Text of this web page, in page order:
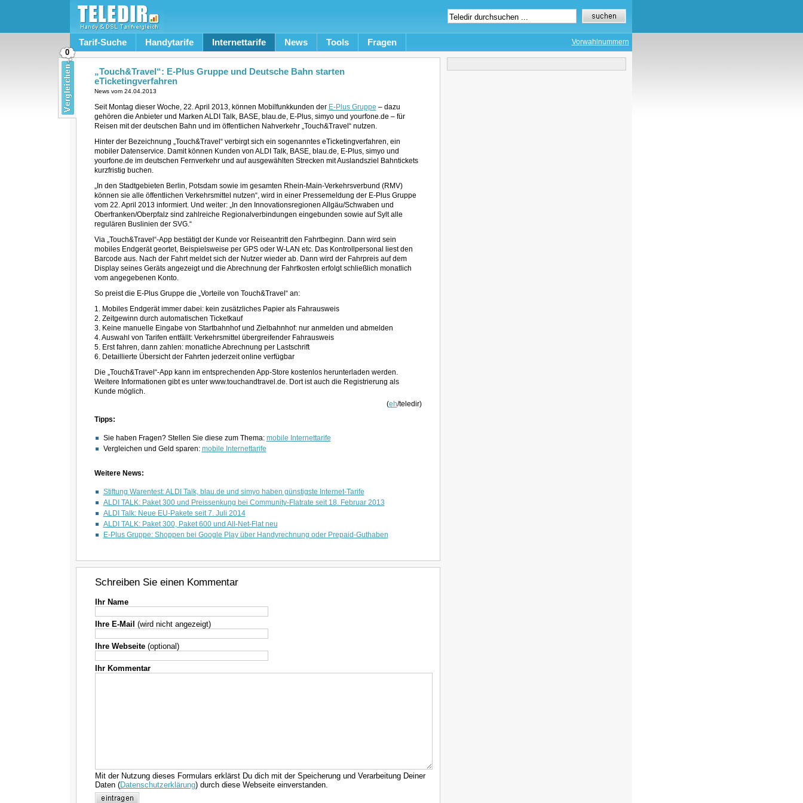
Tarif-Suche Handytarife Internettarife News Tools Fragen Vorwahlnummern
„Touch&Travel“: E-Plus Gruppe und Deutsche Bahn starten
eTicketingverfahren
News vom 24.04.2013
Seit Montag dieser Woche, 22. April 2013, können Mobilfunkkunden der E-Plus Gruppe – dazu
gehören die Anbieter und Marken ALDI Talk, BASE, blau.de, E-Plus, simyo und yourfone.de – für
Reisen mit der deutschen Bahn und im öffentlichen Nahverkehr „Touch&Travel“ nutzen.
Hinter der Bezeichnung „Touch&Travel“ verbirgt sich ein sogenanntes eTicketingverfahren, ein
mobiler Datenservice. Damit können Kunden von ALDI Talk, BASE, blau.de, E-Plus, simyo und
yourfone.de im deutschen Fernverkehr und auf ausgewählten Strecken mit Auslandsziel Bahntickets
kurzfristig buchen.
„In den Stadtgebieten Berlin, Potsdam sowie im gesamten Rhein-Main-Verkehrsverbund (RMV)
können sie alle öffentlichen Verkehrsmittel nutzen“, wird in einer Pressemeldung der E-Plus Gruppe
vom 22. April 2013 informiert. Und weiter: „In den Innovationsregionen Allgäu/Schwaben und
Oberfranken/Oberpfalz sind zahlreiche Regionalverbindungen eingebunden sowie auf Sylt alle
regulären Buslinien der SVG.“
Via „Touch&Travel“-App bestätigt der Kunde vor Reiseantritt den Fahrtbeginn. Dann wird sein
mobiles Endgerät geortet, Beispielsweise per GPS oder W-LAN etc. Das Kontrollpersonal liest den
Barcode aus. Nach der Fahrt meldet sich der Nutzer wieder ab. Dann wird der Fahrpreis auf dem
Display seines Geräts angezeigt und die Abrechnung der Fahrtkosten erfolgt schließlich monatlich
vom angegebenen Konto.
So preist die E-Plus Gruppe die „Vorteile von Touch&Travel“ an:
1. Mobiles Endgerät immer dabei: kein zusätzliches Papier als Fahrausweis
2. Zeitgewinn durch automatischen Ticketkauf
3. Keine manuelle Eingabe von Startbahnhof und Zielbahnhof: nur anmelden und abmelden
4. Auswahl von Tarifen entfällt: Verkehrsmittel übergreifender Fahrausweis
5. Erst fahren, dann zahlen: monatliche Abrechnung per Lastschrift
6. Detaillierte Übersicht der Fahrten jederzeit online verfügbar
Die „Touch&Travel“-App kann im entsprechenden App-Store kostenlos herunterladen werden.
Weitere Informationen gibt es unter www.touchandtravel.de. Dort ist auch die Registrierung als
Kunde möglich.
(eh/teledir)
Tipps:
Sie haben Fragen? Stellen Sie diese zum Thema: mobile Internettarife
Vergleichen und Geld sparen: mobile Internettarife
Weitere News:
Stiftung Warentest: ALDI Talk, blau.de und simyo haben günstigste Internet-Tarife
ALDI TALK: Paket 300 und Preissenkung bei Community-Flatrate seit 18. Februar 2013
ALDI Talk: Neue EU-Pakete seit 7. Juli 2014
ALDI TALK: Paket 300, Paket 600 und All-Net-Flat neu
E-Plus Gruppe: Shoppen bei Google Play über Handyrechnung oder Prepaid-Guthaben
Schreiben Sie einen Kommentar
Ihr Name
Ihre E-Mail (wird nicht angezeigt)
Ihre Webseite(optional)
Ihr Kommentar
Mit der Nutzung dieses Formulars erklärst Du dich mit der Speicherung und Verarbeitung Deiner
Daten (Datenschutzerklärung) durch diese Webseite einverstanden.
0